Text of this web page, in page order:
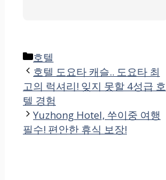
카
테
고
리
호텔
호텔 도요타 캐슬.. 도요타 최
고의 럭셔리! 잊지 못할 4성급 호
텔 경험
Yuzhong Hotel, 쑤이중 여행
필수! 편안한 휴식 보장!